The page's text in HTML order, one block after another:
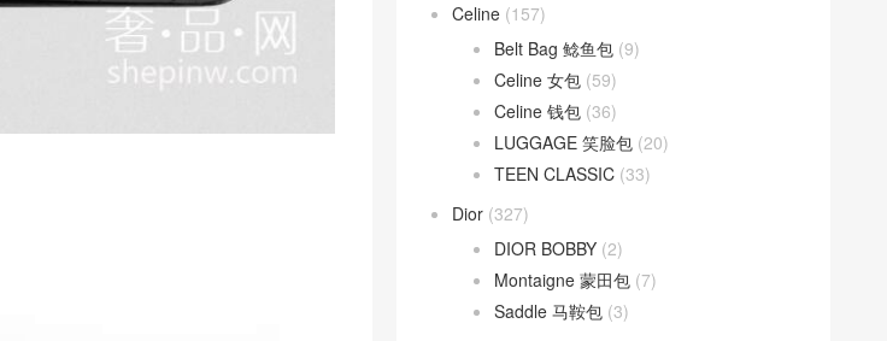
Celine (157)
Belt Bag 鲶鱼包 (9)
Celine 女包 (59)
Celine 钱包 (36)
LUGGAGE 笑脸包 (20)
TEEN CLASSIC (33)
Dior (327)
DIOR BOBBY (2)
Montaigne 蒙田包 (7)
Saddle 马鞍包 (3)